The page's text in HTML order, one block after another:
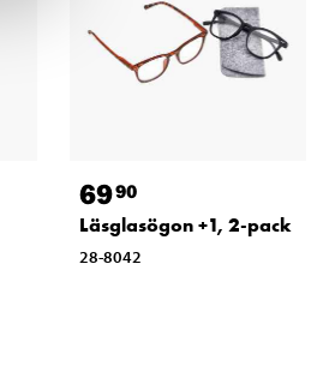
6990
Läsglasögon +1, 2-pack
28-8042